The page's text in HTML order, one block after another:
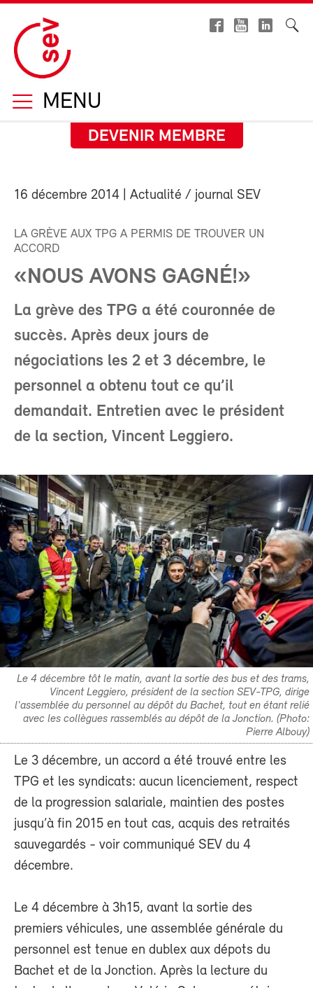
MENU
DEVENIR MEMBRE
16 décembre 2014 | Actualité / journal SEV
LA GRÈVE AUX TPG A PERMIS DE TROUVER UN
ACCORD
«NOUS AVONS GAGNÉ!»
La grève des TPG a été couronnée de
succès. Après deux jours de
négociations les 2 et 3 décembre, le
personnel a obtenu tout ce qu’il
demandait. Entretien avec le président
de la section, Vincent Leggiero.
Le 4 décembre tôt le matin, avant la sortie des bus et des trams,
Vincent Leggiero, président de la section SEV-TPG, dirige
l'assemblée du personnel au dépôt du Bachet, tout en étant relié
avec les collègues rassemblés au dépôt de la Jonction. (Photo:
Pierre Albouy)
Le 3 décembre, un accord a été trouvé entre les
TPG et les syndicats: aucun licenciement, respect
de la progression salariale, maintien des postes
jusqu’à fin 2015 en tout cas, acquis des retraités
sauvegardés - voir communiqué SEV du 4
décembre.
Le 4 décembre à 3h15, avant la sortie des
premiers véhicules, une assemblée générale du
personnel est tenue en dublex aux dépots du
Bachet et de la Jonction. Après la lecture du